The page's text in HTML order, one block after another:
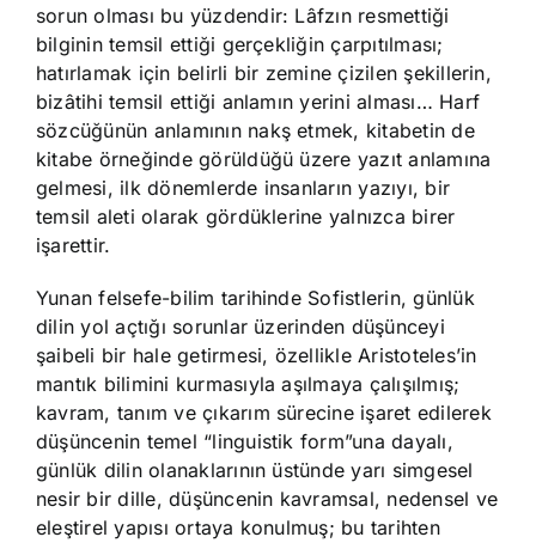
sorun olması bu yüzdendir: Lâfzın resmettiği
bilginin temsil ettiği gerçekliğin çarpıtılması;
hatırlamak için belirli bir zemine çizilen şekillerin,
bizâtihi temsil ettiği anlamın yerini alması… Harf
sözcüğünün anlamının nakş etmek, kitabetin de
kitabe örneğinde görüldüğü üzere yazıt anlamına
gelmesi, ilk dönemlerde insanların yazıyı, bir
temsil aleti olarak gördüklerine yalnızca birer
işarettir.
Yunan felsefe-bilim tarihinde Sofistlerin, günlük
dilin yol açtığı sorunlar üzerinden düşünceyi
şaibeli bir hale getirmesi, özellikle Aristoteles’in
mantık bilimini kurmasıyla aşılmaya çalışılmış;
kavram, tanım ve çıkarım sürecine işaret edilerek
düşüncenin temel “linguistik form”una dayalı,
günlük dilin olanaklarının üstünde yarı simgesel
nesir bir dille, düşüncenin kavramsal, nedensel ve
eleştirel yapısı ortaya konulmuş; bu tarihten